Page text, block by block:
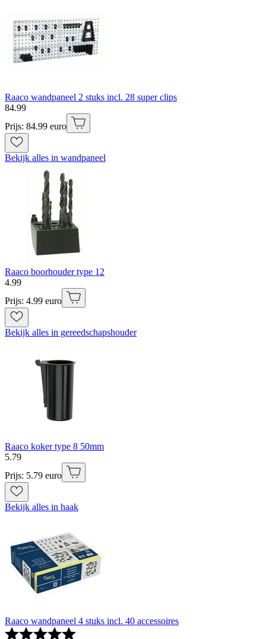
Raaco wandpaneel 2 stuks incl. 28 super clips
84.99
Prijs: 84.99 euro
Bekijk alles in wandpaneel
Raaco boorhouder type 12
4.99
Prijs: 4.99 euro
Bekijk alles in gereedschapshouder
Raaco koker type 8 50mm
5.79
Prijs: 5.79 euro
Bekijk alles in haak
Raaco wandpaneel 4 stuks incl. 40 accessoires